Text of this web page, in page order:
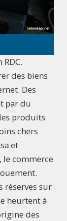
des biens
Des
par du
produits
chers
et
le commerce
réserves sur
heurtent à
des